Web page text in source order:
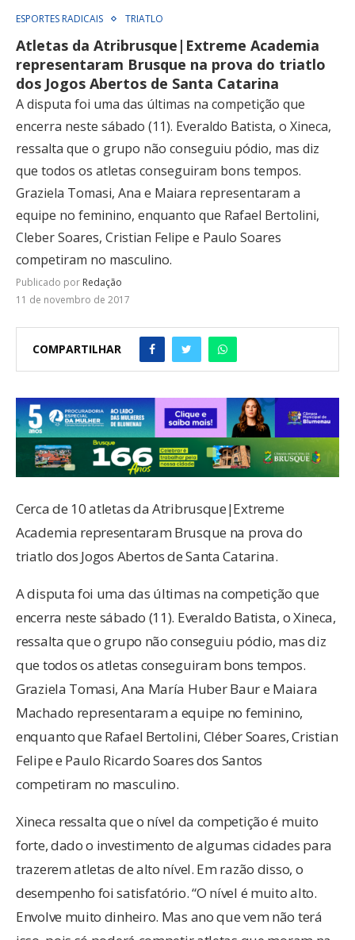
ESPORTES RADICAIS TRIATLO
Atletas da Atribrusque|Extreme Academia
representaram Brusque na prova do triatlo
dos Jogos Abertos de Santa Catarina
A disputa foi uma das últimas na competição que
encerra neste sábado (11). Everaldo Batista, o Xineca,
ressalta que o grupo não conseguiu pódio, mas diz
que todos os atletas conseguiram bons tempos.
Graziela Tomasi, Ana e Maiara representaram a
equipe no feminino, enquanto que Rafael Bertolini,
Cleber Soares, Cristian Felipe e Paulo Soares
competiram no masculino.
Publicado por Redação
11 de novembro de 2017
COMPARTILHAR
Cerca de 10 atletas da Atribrusque|Extreme
Academia representaram Brusque na prova do
triatlo dos Jogos Abertos de Santa Catarina.
A disputa foi uma das últimas na competição que
encerra neste sábado (11). Everaldo Batista, o Xineca,
ressalta que o grupo não conseguiu pódio, mas diz
que todos os atletas conseguiram bons tempos.
Graziela Tomasi, Ana María Huber Baur e Maiara
Machado representaram a equipe no feminino,
enquanto que Rafael Bertolini, Cléber Soares, Cristian
Felipe e Paulo Ricardo Soares dos Santos
competiram no masculino.
Xineca ressalta que o nível da competição é muito
forte, dado o investimento de algumas cidades para
trazerem atletas de alto nível. Em razão disso, o
desempenho foi satisfatório. “O nível é muito alto.
Envolve muito dinheiro. Mas ano que vem não terá